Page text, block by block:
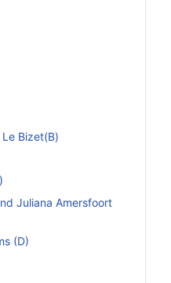
Bizet(B)
Juliana Amersfoort
(D)